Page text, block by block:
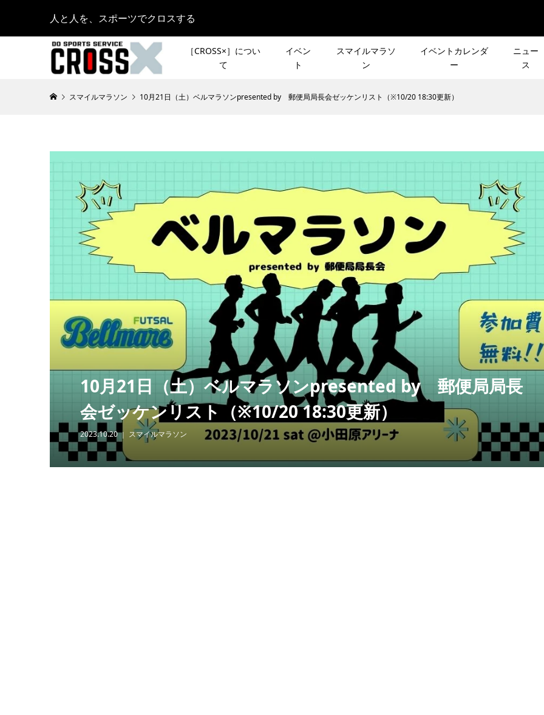
人と人を、スポーツでクロスする
［CROSS×］につい
て
イベン
ト
スマイルマラソ
ン
イベントカレンダ
ー
ニュー
ス
［NEWS］10月の登山イベン
2021.08.22
GOGIRL6期生の募集が本
(4/1)20:00開始！
［プレビュー］温泉ハイキン
グ 三頭山の見どころをご紹
介！2021年度 最新！
2021.08.11
山ガイドと行く講習登山
2回！
2021.07.16
スト登山」
登山イベント「第3回 リクエ
スト登山」
［夏のシリーズ企画］
OUTDOOR DAY
KAMAKURA
スマイルマラソン 10月21日（土）ベルマラソンpresented by 郵便局局長会ゼッケンリスト（※10/20 18:30更新）
10月21日（土）ベルマラソンpresented by 郵便局局長
会ゼッケンリスト（※10/20 18:30更新）
2023.10.20 スマイルマラソン